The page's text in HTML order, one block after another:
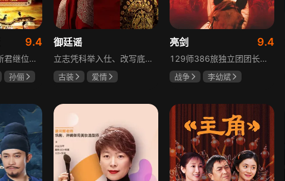
9.4
满清雍正元年，新君继位后朝堂看似祥和实则暗流涌动，后宫华妃与皇后分庭抗礼，各方势力裹挟其中凶险异常，太后主持选秀拉开帷幕，大理寺少卿甄远道长女甄嬛意外得雍正赏识步入皇宫，在皇后与华妃的夹击下，甄嬛小心周旋忍辱负重，不得不用智慧保护自己，一次次卷入残酷宫闱斗争。
孙俪
御廷谣
立志凭科举入仕、改写底层命运的孤女孟廷辉因意外结识微服私访的少年新帝英寡，二人联手铲除沙州官匪，英寡赏识其胆识智谋，暗中助力她赴京赶考。孟廷辉入京后遭科举舞弊构陷，凭智勇自证清白，被英寡破格任命为察闻院主事，清查虎啸帮、晚香阁等黑恶势力，逐步牵出血月会复国阴谋与朝堂权斗。二人从君臣知己渐生情愫，历经身世谜团、朝堂阻力与边境战乱，最终平定叛乱、整肃朝纲，携手共护江山万民。
古装
爱情
亮剑 9.4
129师386旅独立团团长李云龙敢想敢干、不按规矩办事，脾气火爆性格直爽，带领独立团展现出敢于拼杀的劲头，接连击败坂田连队、山崎大队、山本部队，名声大噪却因屡次犯规遭贬斥。抗战时期他与国军358团团长楚云飞惺惺相惜，徐蚌会战中一较高下双双重伤，养病期间李云龙与护士田雨相恋，两人及亲人战友历经国家沧桑巨变。
战争
李幼斌